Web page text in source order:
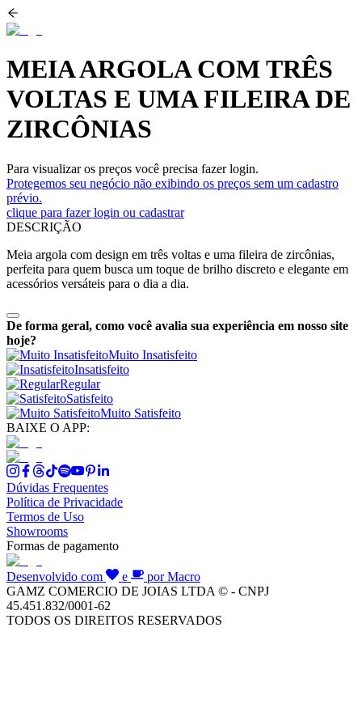
MEIA ARGOLA COM TRÊS
VOLTAS E UMA FILEIRA DE
ZIRCÔNIAS
Para visualizar os preços você precisa fazer login.
Protegemos seu negócio não exibindo os preços sem um cadastro
prévio.
clique para fazer login ou cadastrar
DESCRIÇÃO
Meia argola com design em três voltas e uma fileira de zircônias,
perfeita para quem busca um toque de brilho discreto e elegante em
acessórios versáteis para o dia a dia.
De forma geral, como você avalia sua experiência em nosso site
hoje?
Muito Insatisfeito
Insatisfeito
Regular
Satisfeito
Muito Satisfeito
BAIXE O APP:
Dúvidas Frequentes
Política de Privacidade
Termos de Uso
Showrooms
Formas de pagamento
Desenvolvido com e
por Macro
GAMZ COMERCIO DE JOIAS LTDA © - CNPJ
45.451.832/0001-62
TODOS OS DIREITOS RESERVADOS